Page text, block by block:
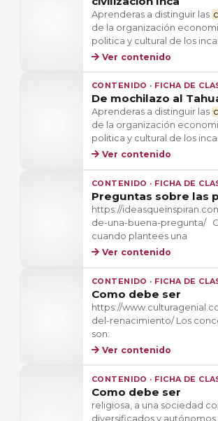
Aprenderas a distinguir las
de la organización
politica y cultural de los
Ver contenido
CONTENIDO · FICHA DE
De mochilazo al
Aprenderas a distinguir las
de la organización
politica y cultural de los
Ver contenido
CONTENIDO · FICHA DE
Preguntas sobre las
https://
de-una-buena-pregunta/
cuando plantees una
Ver contenido
CONTENIDO · FICHA DE
Como debe ser
https://
del-renacimiento/ Los
son:
Ver contenido
CONTENIDO · FICHA DE
Como debe ser
religiosa, a una sociedad
diversificados y